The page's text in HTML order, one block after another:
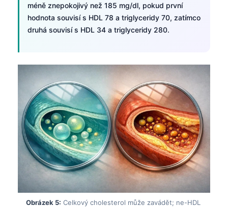
méně znepokojivý než 185 mg/dl, pokud první
hodnota souvisí s HDL 78 a triglyceridy 70, zatímco
druhá souvisí s HDL 34 a triglyceridy 280.
Obrázek 5: Celkový cholesterol může zavádět; ne-HDL